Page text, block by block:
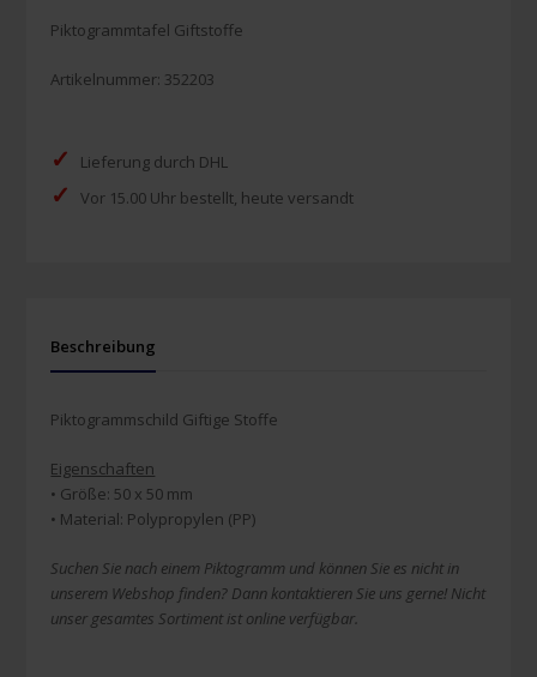
Menge
Piktogrammtafel Giftstoffe
Artikelnummer: 352203
✓ Lieferung durch DHL
✓ Vor 15.00 Uhr bestellt, heute versandt
Beschreibung
Piktogrammschild Giftige Stoffe
Eigenschaften
• Größe: 50 x 50 mm
• Material: Polypropylen (PP)
Suchen Sie nach einem Piktogramm und können Sie es nicht in
unserem Webshop finden? Dann kontaktieren Sie uns gerne! Nicht
unser gesamtes Sortiment ist online verfügbar.